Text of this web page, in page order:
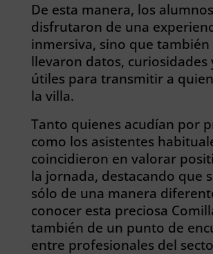
De esta manera, los
disfrutaron de una
inmersiva, sino que también
llevaron datos, curiosidades
útiles para transmitir a
la villa.
Tanto quienes acudían por
como los asistentes
coincidieron en valorar
la jornada, destacando que
sólo de una manera
conocer esta preciosa
también de un punto de
entre profesionales del